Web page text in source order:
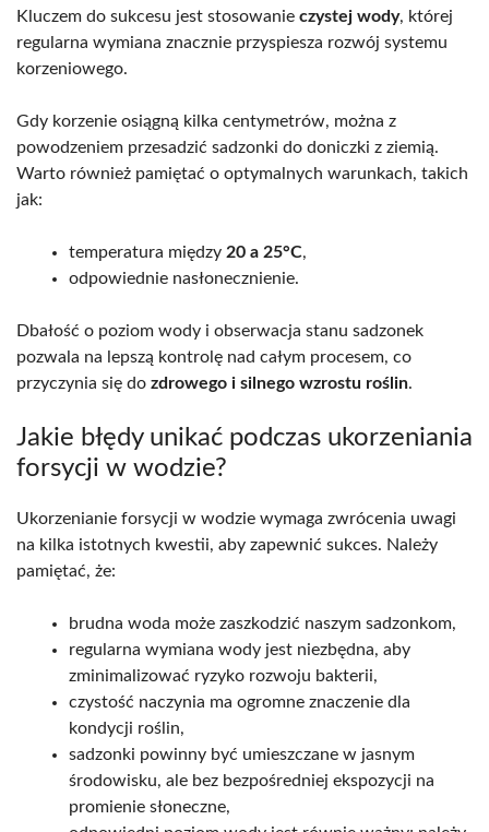
Kluczem do sukcesu jest stosowanie czystej wody, której
regularna wymiana znacznie przyspiesza rozwój systemu
korzeniowego.
Gdy korzenie osiągną kilka centymetrów, można z
powodzeniem przesadzić sadzonki do doniczki z ziemią.
Warto również pamiętać o optymalnych warunkach, takich
jak:
temperatura między 20 a 25°C,
odpowiednie nasłonecznienie.
Dbałość o poziom wody i obserwacja stanu sadzonek
pozwala na lepszą kontrolę nad całym procesem, co
przyczynia się do zdrowego i silnego wzrostu roślin.
Jakie błędy unikać podczas ukorzeniania
forsycji w wodzie?
Ukorzenianie forsycji w wodzie wymaga zwrócenia uwagi
na kilka istotnych kwestii, aby zapewnić sukces. Należy
pamiętać, że:
brudna woda może zaszkodzić naszym sadzonkom,
regularna wymiana wody jest niezbędna, aby
zminimalizować ryzyko rozwoju bakterii,
czystość naczynia ma ogromne znaczenie dla
kondycji roślin,
sadzonki powinny być umieszczane w jasnym
środowisku, ale bez bezpośredniej ekspozycji na
promienie słoneczne,